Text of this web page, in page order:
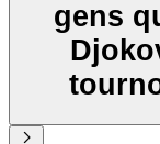
gens